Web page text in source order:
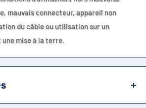
mauvais connecteur, appareil non
du câble ou utilisation sur un
mise à la terre.